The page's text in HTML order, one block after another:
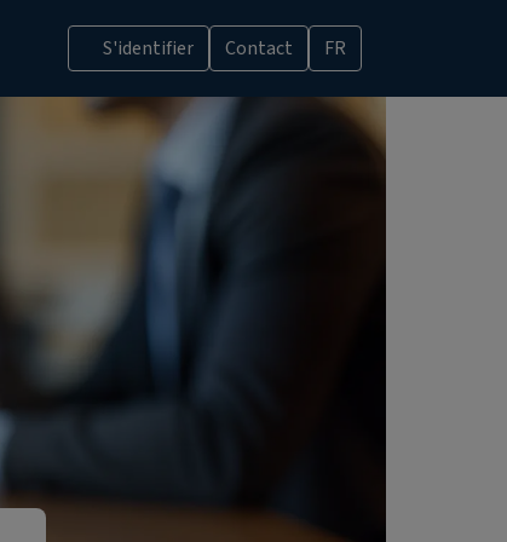
S'identifier Contact FR